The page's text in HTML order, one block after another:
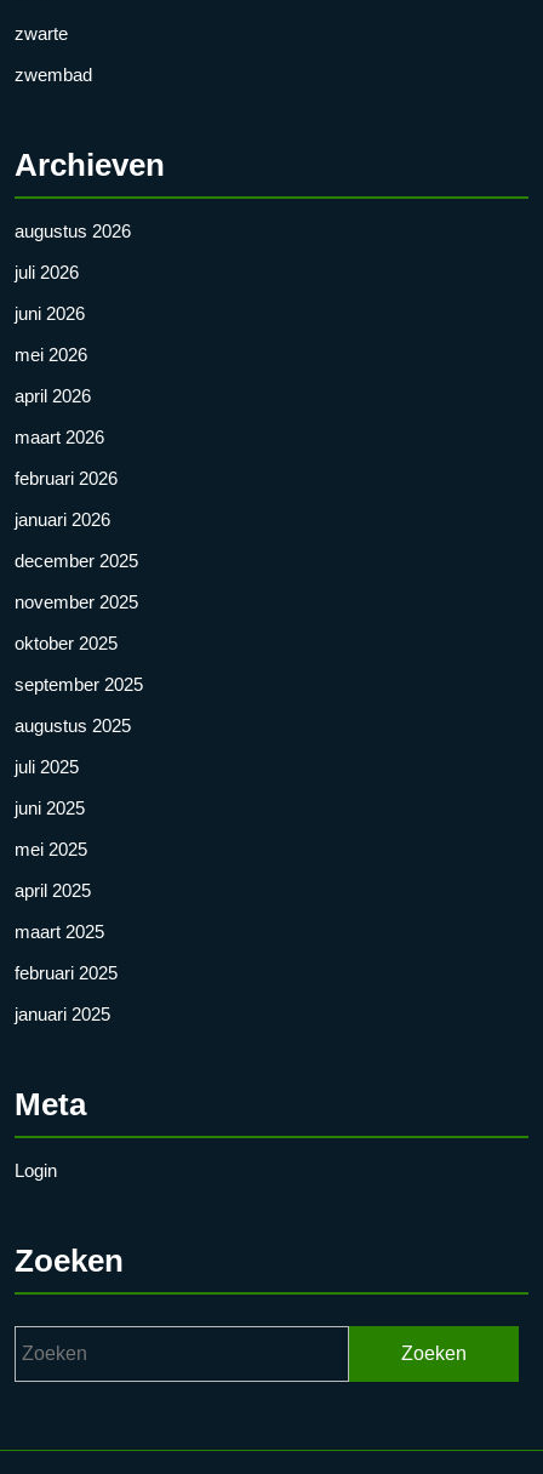
zwarte
zwembad
Archieven
augustus 2026
juli 2026
juni 2026
mei 2026
april 2026
maart 2026
februari 2026
januari 2026
december 2025
november 2025
oktober 2025
september 2025
augustus 2025
juli 2025
juni 2025
mei 2025
april 2025
maart 2025
februari 2025
januari 2025
Meta
Login
Zoeken